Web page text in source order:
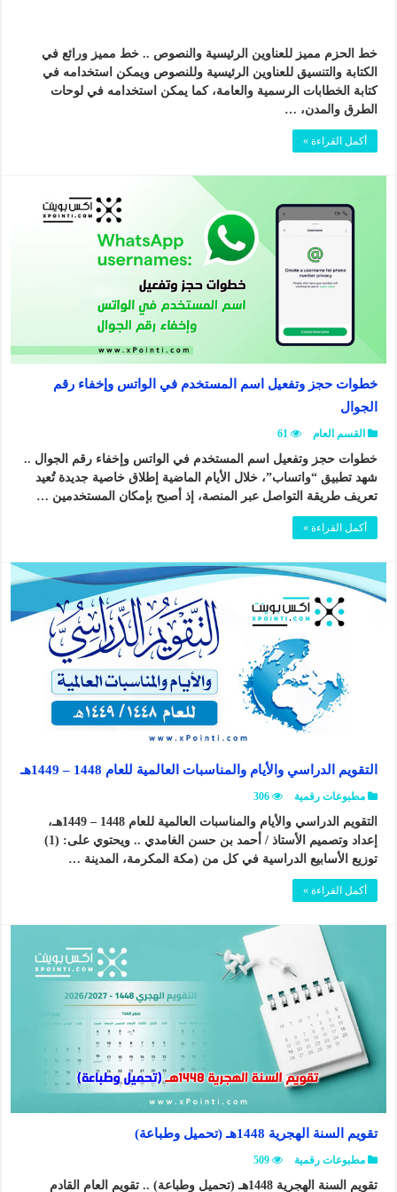
خط الحزم مميز للعناوين الرئيسية والنصوص .. خط مميز ورائع في
الكتابة والتنسيق للعناوين الرئيسية وللنصوص ويمكن استخدامه في
كتابة الخطابات الرسمية والعامة، كما يمكن استخدامه في لوحات
الطرق والمدن، …
أكمل القراءة »
خطوات حجز وتفعيل اسم المستخدم في الواتس وإخفاء رقم
الجوال
القسم العام 61
خطوات حجز وتفعيل اسم المستخدم في الواتس وإخفاء رقم الجوال ..
شهد تطبيق “واتساب”، خلال الأيام الماضية إطلاق خاصية جديدة تُعيد
تعريف طريقة التواصل عبر المنصة، إذ أصبح بإمكان المستخدمين …
أكمل القراءة »
التقويم الدراسي والأيام والمناسبات العالمية للعام 1448 – 1449هـ
مطبوعات رقمية 306
التقويم الدراسي والأيام والمناسبات العالمية للعام 1448 – 1449هـ،
إعداد وتصميم الأستاذ / أحمد بن حسن الغامدي .. ويحتوي على: (1)
توزيع الأسابيع الدراسية في كل من (مكة المكرمة، المدينة …
أكمل القراءة »
تقويم السنة الهجرية 1448هـ (تحميل وطباعة)
مطبوعات رقمية 509
تقويم السنة الهجرية 1448هـ (تحميل وطباعة) .. تقويم العام القادم